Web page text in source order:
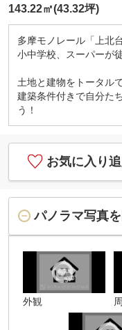
143.22㎡(43.32坪)
多摩モノレール「上北
小中学校、スーパーが
土地と建物をトータル
建築条件付きで自分た
う！
お気に入り
パノラマ写真
外観